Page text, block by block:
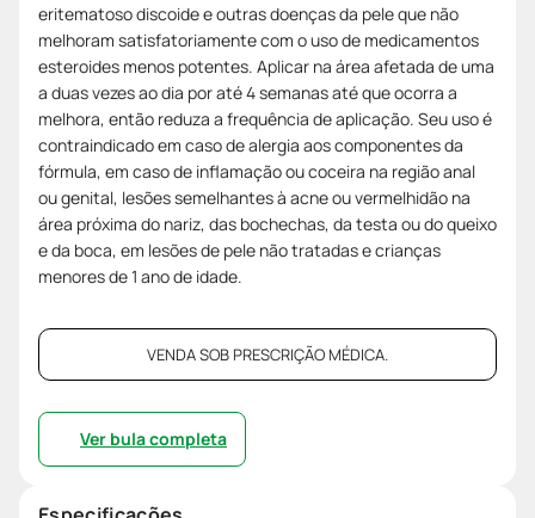
eritematoso discoide e outras doenças da pele que não
melhoram satisfatoriamente com o uso de medicamentos
esteroides menos potentes. Aplicar na área afetada de uma
a duas vezes ao dia por até 4 semanas até que ocorra a
melhora, então reduza a frequência de aplicação. Seu uso é
contraindicado em caso de alergia aos componentes da
fórmula, em caso de inflamação ou coceira na região anal
ou genital, lesões semelhantes à acne ou vermelhidão na
área próxima do nariz, das bochechas, da testa ou do queixo
e da boca, em lesões de pele não tratadas e crianças
menores de 1 ano de idade.
VENDA SOB PRESCRIÇÃO MÉDICA.
Ver bula completa